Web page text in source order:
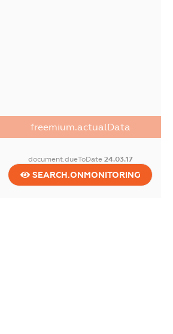
freemium.actualData
document.dueToDate 24.03.17
SEARCH.ONMONITORING